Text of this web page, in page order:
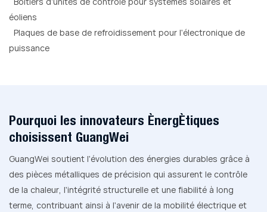
éoliens
Plaques de base de refroidissement pour l'électronique de
puissance
Pourquoi les innovateurs énergétiques
choisissent GuangWei
GuangWei soutient l'évolution des énergies durables grâce à
des pièces métalliques de précision qui assurent le contrôle
de la chaleur, l'intégrité structurelle et une fiabilité à long
terme, contribuant ainsi à l'avenir de la mobilité électrique et